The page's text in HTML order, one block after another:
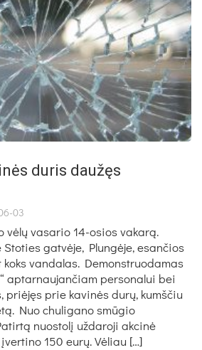
duris daužęs
03
vėlų vasario 14-osios vakarą.
gatvėje, Plungėje, esančios
vandalas. Demonstruodamas
aptarnaujančiam personalui bei
priėjęs prie kavinės durų, kumščiu
Nuo chuligano smūgio
nuostolį uždaroji akcinė
150 eurų. Vėliau […]